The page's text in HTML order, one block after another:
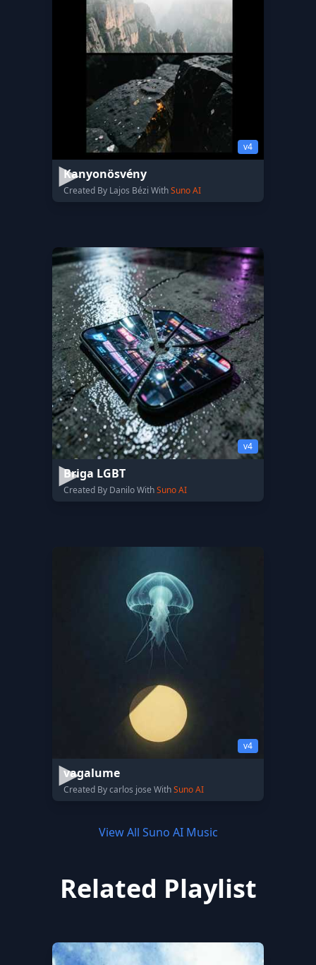
v4
Kanyonösvény
Created By Lajos Bézi WithSuno AI
v4
Briga LGBT
Created By Danilo WithSuno AI
v4
vagalume
Created By carlos jose WithSuno AI
View All Suno AI Music
Related Playlist